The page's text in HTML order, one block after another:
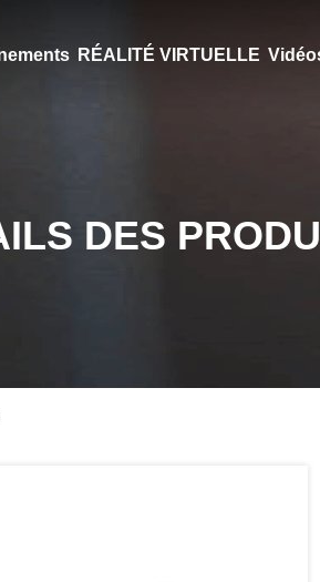
RÉALITÉ VIRTUELLE
DES